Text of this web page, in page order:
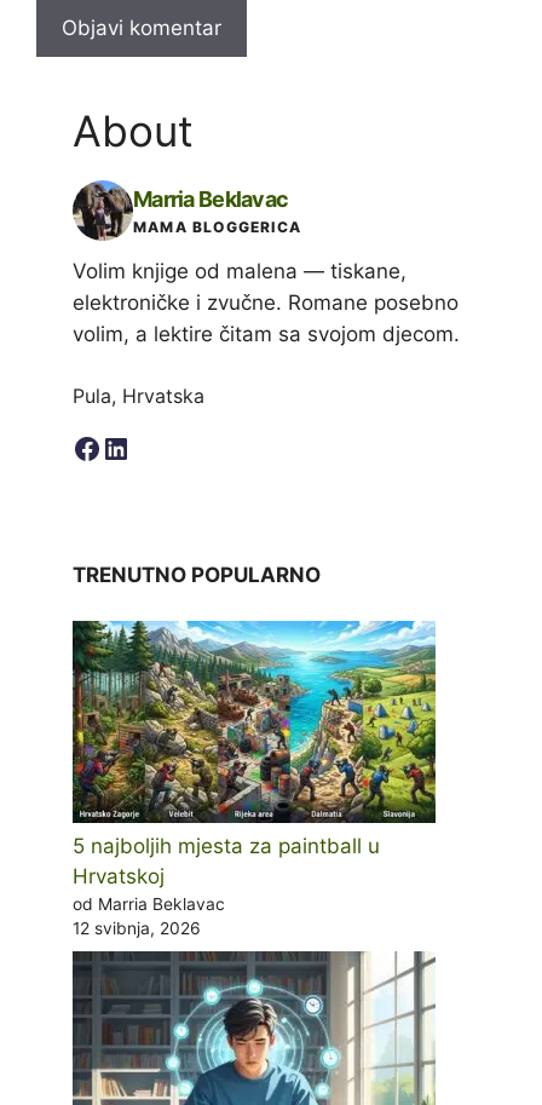
About
Marria Beklavac
MAMA BLOGGERICA
Volim knjige od malena — tiskane,
elektroničke i zvučne. Romane posebno
volim, a lektire čitam sa svojom djecom.
Pula, Hrvatska
Facebook
LinkedIn
TRENUTNO POPULARNO
5 najboljih mjesta za paintball u
Hrvatskoj
od Marria Beklavac
12 svibnja, 2026